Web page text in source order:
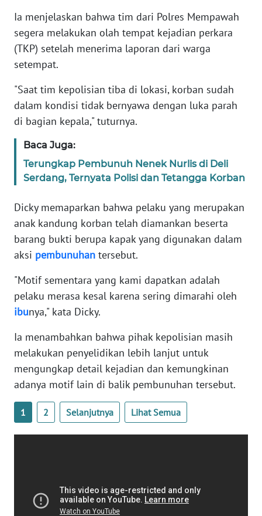
Ia menjelaskan bahwa tim dari Polres Mempawah
segera melakukan olah tempat kejadian perkara
(TKP) setelah menerima laporan dari warga
setempat.
"Saat tim kepolisian tiba di lokasi, korban sudah
dalam kondisi tidak bernyawa dengan luka parah
di bagian kepala," tuturnya.
Baca Juga:
Terungkap Pembunuh Nenek Nurlis di Deli
Serdang, Ternyata Polisi dan Tetangga Korban
Dicky memaparkan bahwa pelaku yang merupakan
anak kandung korban telah diamankan beserta
barang bukti berupa kapak yang digunakan dalam
aksi pembunuhan tersebut.
"Motif sementara yang kami dapatkan adalah
pelaku merasa kesal karena sering dimarahi oleh
ibunya," kata Dicky.
Ia menambahkan bahwa pihak kepolisian masih
melakukan penyelidikan lebih lanjut untuk
mengungkap detail kejadian dan kemungkinan
adanya motif lain di balik pembunuhan tersebut.
1 2 Selanjutnya Lihat Semua
BANTEN
WN
NTT
KEPRI
WN
WN
BARAT
WN
RIAU
WN
SERAMBI
JAMBI
WN
SULTRA
WN
NTB
WN